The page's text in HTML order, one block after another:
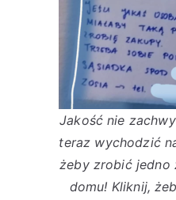
Jakość nie
teraz wychodzić
żeby zrobić jedno
domu! Kliknij,